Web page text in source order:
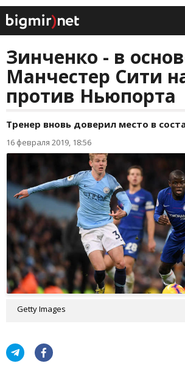
Зинченко - в
Манчестер Сити
против Ньюпорта
Тренер вновь доверил место в
16 февраля 2019, 18:56
Getty Images